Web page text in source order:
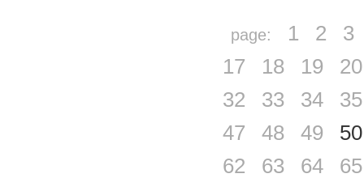
page: 1 2
3
17
18 19
20
32
33 34
35
47
48 49
50
62
63 64
65